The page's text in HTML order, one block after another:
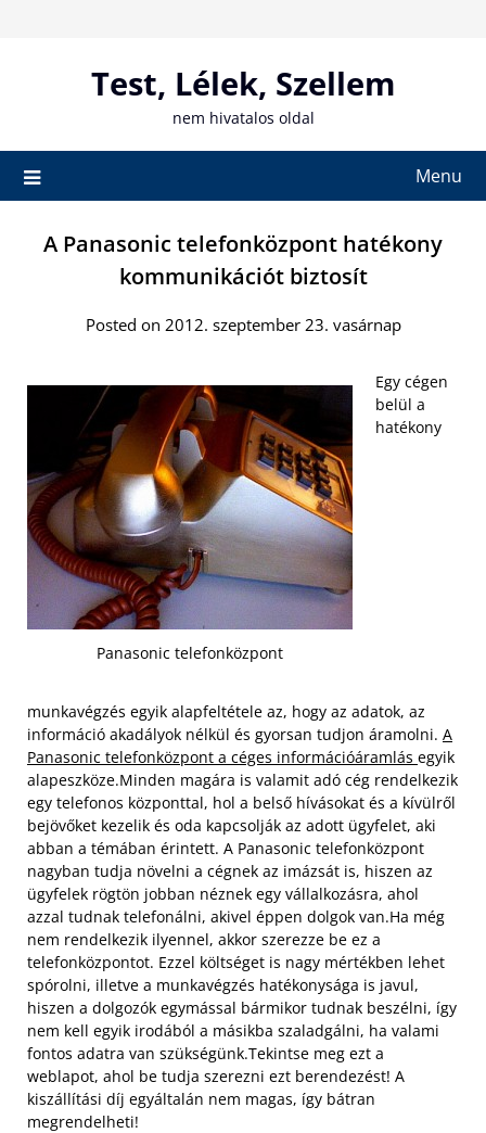
Test, Lélek, Szellem
nem hivatalos oldal
Menu
A Panasonic telefonközpont hatékony
kommunikációt biztosít
Posted on 2012. szeptember 23. vasárnap
Panasonic telefonközpont
Egy cégen
belül a
hatékony
munkavégzés egyik alapfeltétele az, hogy az adatok, az
információ akadályok nélkül és gyorsan tudjon áramolni. A
Panasonic telefonközpont a céges információáramlás egyik
alapeszköze.Minden magára is valamit adó cég rendelkezik
egy telefonos központtal, hol a belső hívásokat és a kívülről
bejövőket kezelik és oda kapcsolják az adott ügyfelet, aki
abban a témában érintett. A Panasonic telefonközpont
nagyban tudja növelni a cégnek az imázsát is, hiszen az
ügyfelek rögtön jobban néznek egy vállalkozásra, ahol
azzal tudnak telefonálni, akivel éppen dolgok van.Ha még
nem rendelkezik ilyennel, akkor szerezze be ez a
telefonközpontot. Ezzel költséget is nagy mértékben lehet
spórolni, illetve a munkavégzés hatékonysága is javul,
hiszen a dolgozók egymással bármikor tudnak beszélni, így
nem kell egyik irodából a másikba szaladgálni, ha valami
fontos adatra van szükségünk.Tekintse meg ezt a
weblapot, ahol be tudja szerezni ezt berendezést! A
kiszállítási díj egyáltalán nem magas, így bátran
megrendelheti!